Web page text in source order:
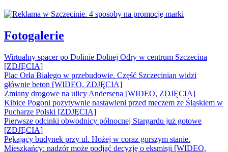
Fotogalerie
Wirtualny spacer po Dolinie Dolnej Odry w centrum Szczecina
[ZDJĘCIA]
Plac Orła Białego w przebudowie. Część Szczecinian widzi
głównie beton [WIDEO, ZDJĘCIA]
Zmiany drogowe na ulicy Andersena [WIDEO, ZDJĘCIA]
Kibice Pogoni pozytywnie nastawieni przed meczem ze Śląskiem w
Pucharze Polski [ZDJĘCIA]
Pierwsze odcinki obwodnicy północnej Stargardu już gotowe
[ZDJĘCIA]
Pękający budynek przy ul. Hożej w coraz gorszym stanie.
Mieszkańcy: nadzór może podjąć decyzję o eksmisji [WIDEO,